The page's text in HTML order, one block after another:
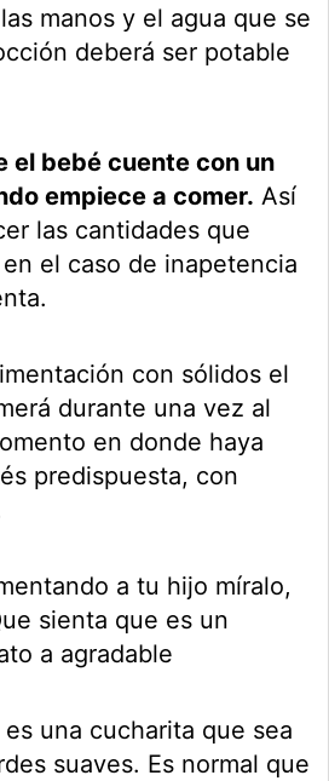
manos y el agua que se
deberá ser potable
el bebé cuente con un
empiece a comer. Así
las cantidades que
el caso de inapetencia
con sólidos el
durante una vez al
en donde haya
predispuesta, con
a tu hijo míralo,
sienta que es un
a agradable
una cucharita que sea
suaves. Es normal que